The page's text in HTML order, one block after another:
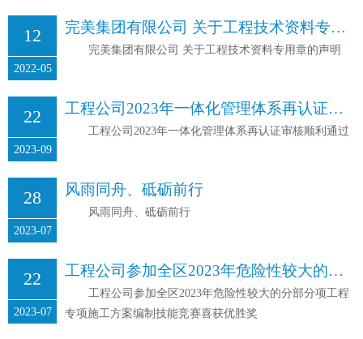
12
2022-05
完美集团有限公司 关于工程技术资料专用章的声明
完美集团有限公司 关于工程技术资料专用章的声明
22
2023-09
工程公司2023年一体化管理体系再认证审核顺利通过
工程公司2023年一体化管理体系再认证审核顺利通过
28
2023-07
风雨同舟、砥砺前行
风雨同舟、砥砺前行
22
2023-07
工程公司参加全区2023年危险性较大的分部分项工程专项施工方案编制技能竞赛喜获优胜奖
工程公司参加全区2023年危险性较大的分部分项工程
专项施工方案编制技能竞赛喜获优胜奖